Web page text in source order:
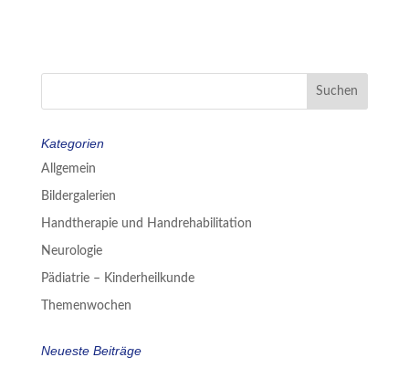
Kategorien
Allgemein
Bildergalerien
Handtherapie und Handrehabilitation
Neurologie
Pädiatrie – Kinderheilkunde
Themenwochen
Neueste Beiträge